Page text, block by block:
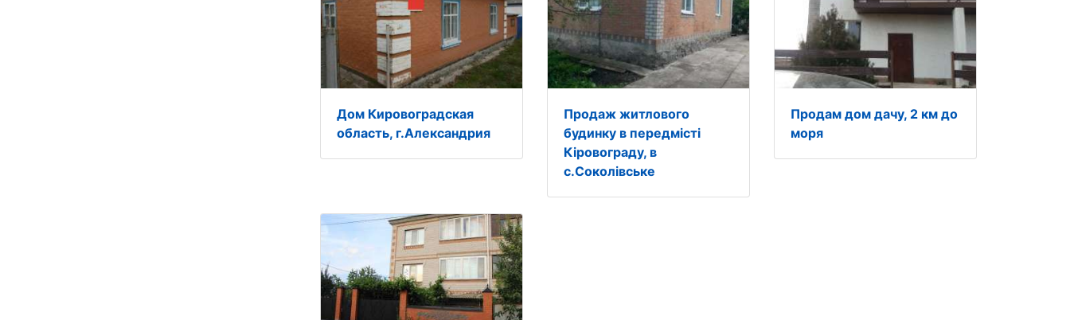
Дом Кировоградская
область, г.Александрия
Продаж житлового
будинку в передмісті
Кіровограду, в
с.Соколівське
Продам дом дачу, 2 км до
моря